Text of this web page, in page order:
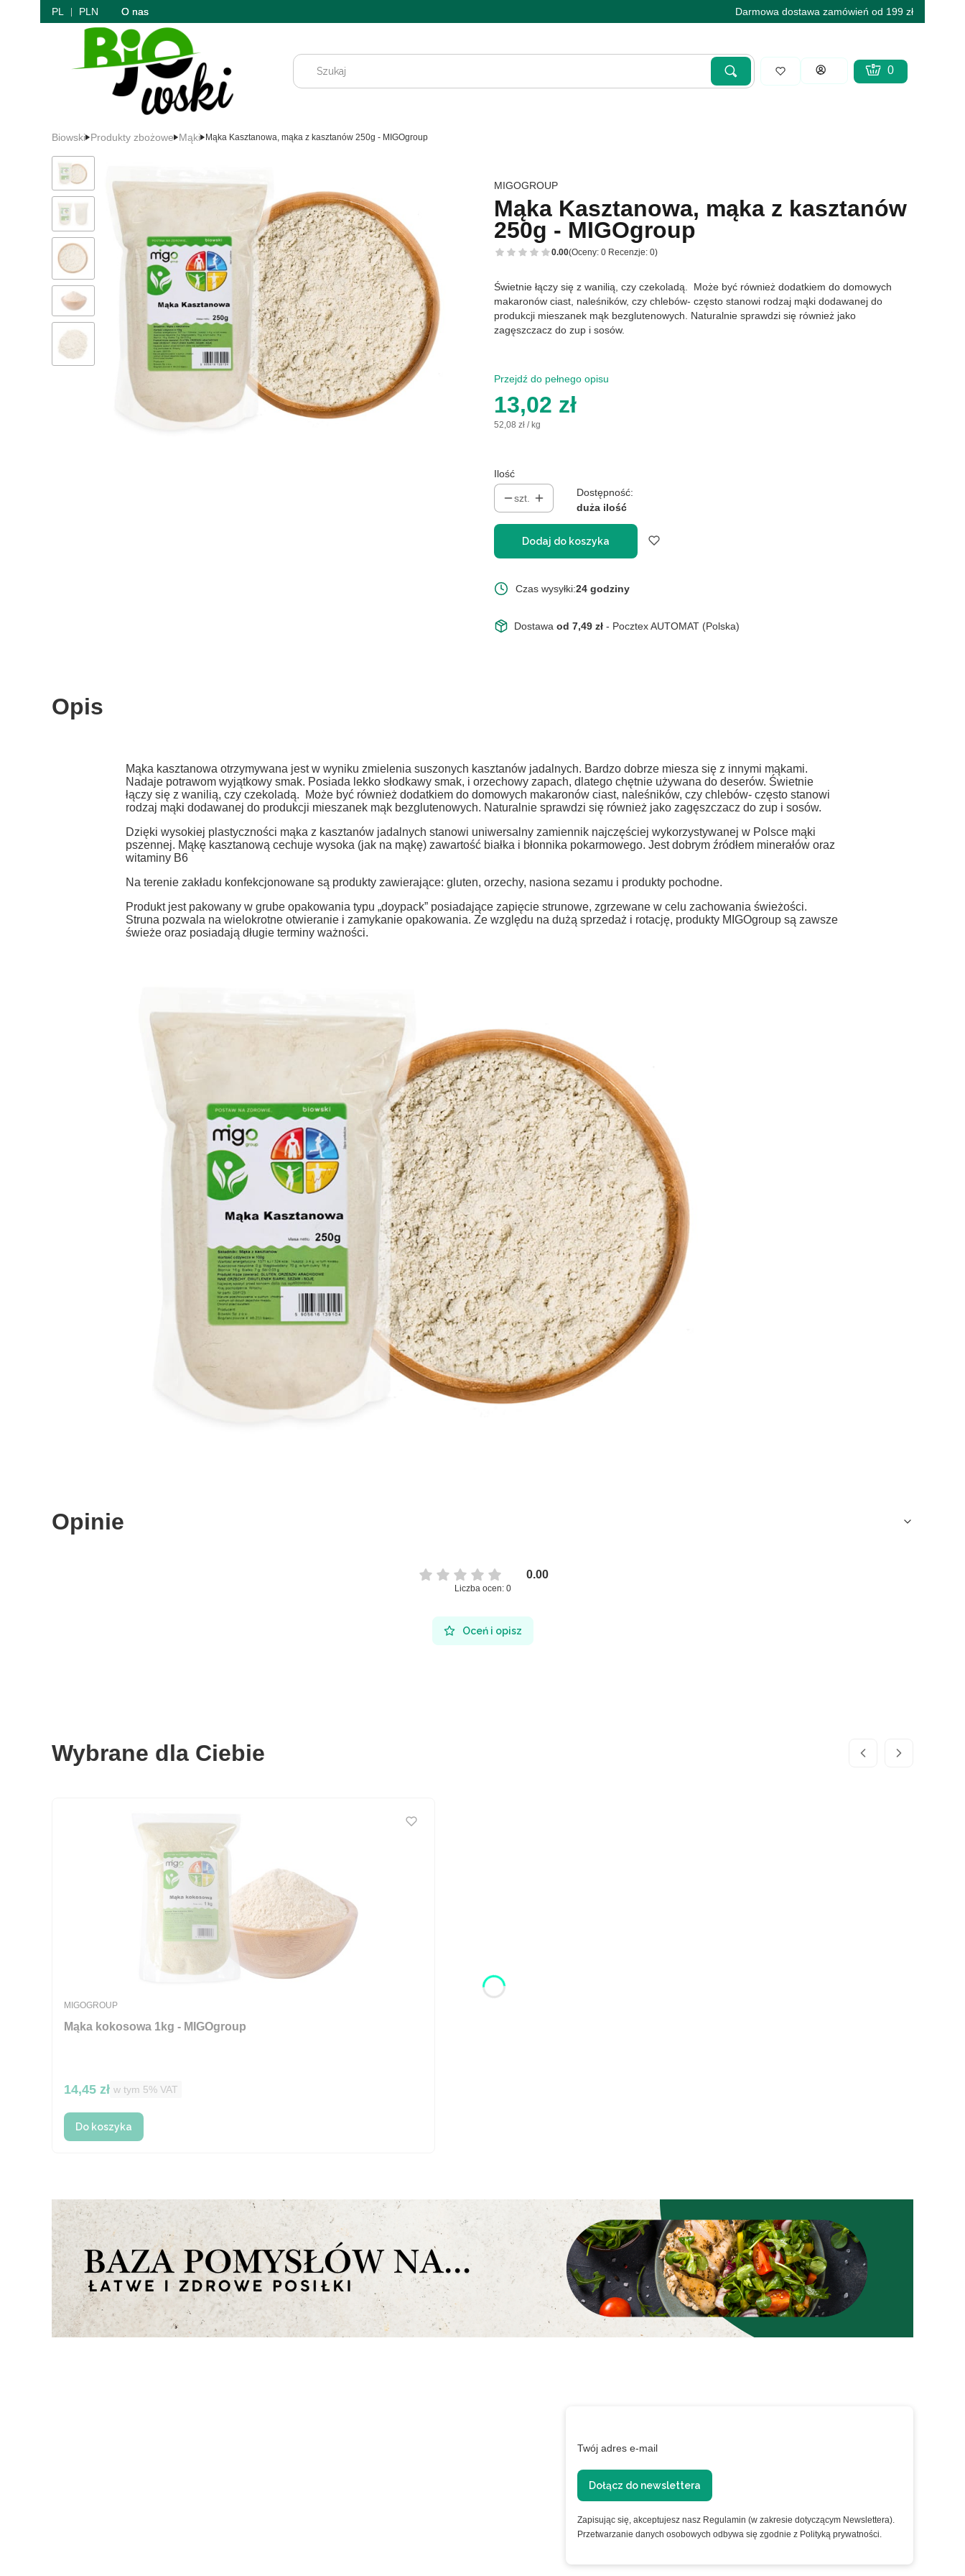
PL PLN O nas Darmowa dostawa zamówień od 199 zł
WyczyśćSzukaj Zaloguj się
Produkty w
Koszyk
Biowski Produkty zbożowe Mąki Mąka Kasztanowa, mąka z kasztanów 250g - MIGOgroup
MIGOGROUP
Mąka Kasztanowa, mąka z kasztanów
250g - MIGOgroup
0.00(Oceny: 0 Recenzje: 0)
Świetnie łączy się z wanilią, czy czekoladą. Może być również dodatkiem do domowych
makaronów ciast, naleśników, czy chlebów- często stanowi rodzaj mąki dodawanej do
produkcji mieszanek mąk bezglutenowych. Naturalnie sprawdzi się również jako
zagęszczacz do zup i sosów.
Przejdź do pełnego opisu
Cena
13,02 zł
52,08 zł / kg
Ilość
szt.
Dostępność:
duża ilość
Dodaj do koszyka
Czas wysyłki:24 godziny
Dostawa od 7,49 zł - Pocztex AUTOMAT (Polska)
Opis
Mąka kasztanowa otrzymywana jest w wyniku zmielenia suszonych kasztanów jadalnych. Bardzo dobrze miesza się z innymi mąkami.
Nadaje potrawom wyjątkowy smak. Posiada lekko słodkawy smak, i orzechowy zapach, dlatego chętnie używana do deserów. Świetnie
łączy się z wanilią, czy czekoladą. Może być również dodatkiem do domowych makaronów ciast, naleśników, czy chlebów- często stanowi
rodzaj mąki dodawanej do produkcji mieszanek mąk bezglutenowych. Naturalnie sprawdzi się również jako zagęszczacz do zup i sosów.
Dzięki wysokiej plastyczności mąka z kasztanów jadalnych stanowi uniwersalny zamiennik najczęściej wykorzystywanej w Polsce mąki
pszennej. Mąkę kasztanową cechuje wysoka (jak na mąkę) zawartość białka i błonnika pokarmowego. Jest dobrym źródłem minerałów oraz
witaminy B6
Na terenie zakładu konfekcjonowane są produkty zawierające: gluten, orzechy, nasiona sezamu i produkty pochodne.
Produkt jest pakowany w grube opakowania typu „doypack” posiadające zapięcie strunowe, zgrzewane w celu zachowania świeżości.
Struna pozwala na wielokrotne otwieranie i zamykanie opakowania. Ze względu na dużą sprzedaż i rotację, produkty MIGOgroup są zawsze
świeże oraz posiadają długie terminy ważności.
Opinie
0.00
Liczba ocen: 0
Oceń i opisz
Wybrane dla Ciebie
Mąka kokosowa 1kg - MIGOgroup
PRODUCENT
MIGOGROUP
Cena brutto
14,45 zł w tym %s VAT
w tym 5% VAT
Do koszyka
Twój adres e-mail
Dołącz do newslettera
Zapisując się, akceptujesz nasz Regulamin (w zakresie dotyczącym Newslettera).
Przetwarzanie danych osobowych odbywa się zgodnie z Polityką prywatności.